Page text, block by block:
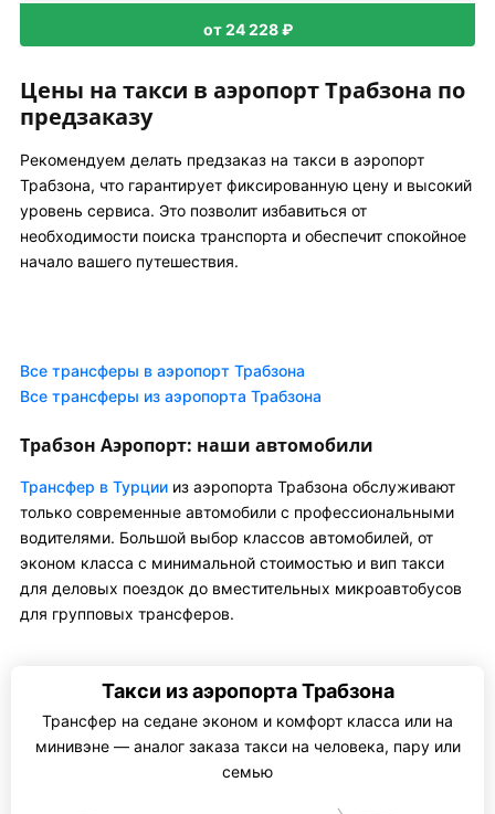
от 24 228 ₽
Цены на такси в аэропорт Трабзона по
предзаказу
Рекомендуем делать предзаказ на такси в аэропорт
Трабзона, что гарантирует фиксированную цену и высокий
уровень сервиса. Это позволит избавиться от
необходимости поиска транспорта и обеспечит спокойное
начало вашего путешествия.
Все трансферы в аэропорт Трабзона
Все трансферы из аэропорта Трабзона
Трабзон Аэропорт: наши автомобили
Трансфер в Турции из аэропорта Трабзона обслуживают
только современные автомобили с профессиональными
водителями. Большой выбор классов автомобилей, от
эконом класса с минимальной стоимостью и вип такси
для деловых поездок до вместительных микроавтобусов
для групповых трансферов.
Такси из аэропорта Трабзона
Трансфер на седане эконом и комфорт класса или на
минивэне — аналог заказа такси на человека, пару или
семью